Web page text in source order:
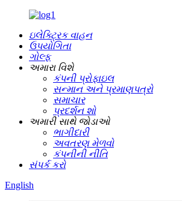
ઇલેક્ટ્રિક વાહન
ઉપયોગિતા
ગોલ્ફ
અમારા વિશે
કંપની પ્રોફાઇલ
સન્માન અને પ્રમાણપત્રો
સમાચાર
પ્રદર્શન શો
અમારી સાથે જોડાઓ
ભાગીદારી
અવતરણ મેળવો
કંપનીની નીતિ
સંપર્ક કરો
English